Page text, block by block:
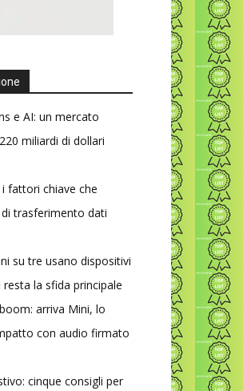
e AI: un mercato
miliardi di dollari
fattori chiave che
trasferimento dati
su tre usano dispositivi
la sfida principale
arriva Mini, lo
con audio firmato
cinque consigli per